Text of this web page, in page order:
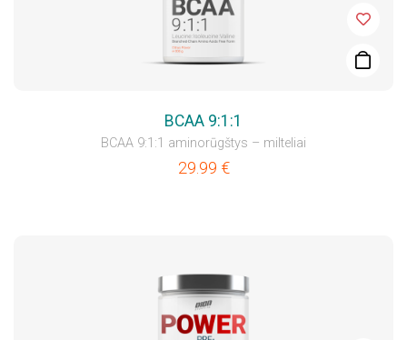
BCAA 9:1:1
BCAA 9:1:1 aminorūgštys – milteliai
29.99 €